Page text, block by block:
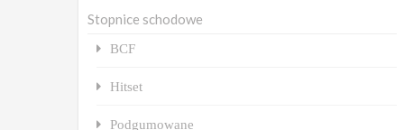
Stopnice schodowe
BCF
Hitset
Podgumowane